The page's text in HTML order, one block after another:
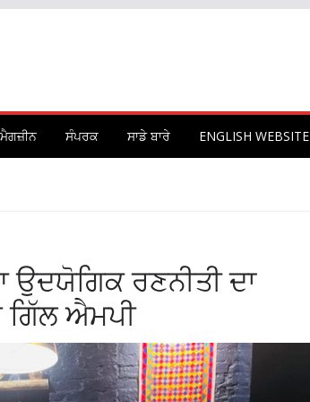
ਮੈਗਜ਼ੀਨ ਸੰਪਰਕ ਸਾਡੇ ਬਾਰੇ ENGLISH WEBSITE
ਰਣਨੀਤੀ ਦਾ
ਗਿੱਲ ਐਮਪੀ